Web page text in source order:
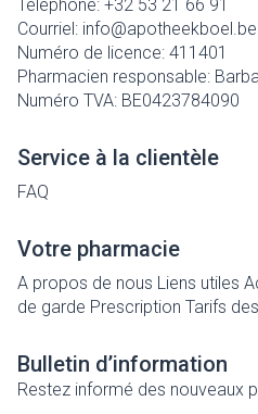
Téléphone: +32 53 21 66 91
Courriel: info@apotheekboel.be
Numéro de licence: 411401
Pharmacien responsable:
Numéro TVA: BE0423784090
Service à la clientèle
FAQ
Votre pharmacie
A propos de nous Liens utiles
de garde Prescription Tarifs
Bulletin d’information
Restez informé des nouveaux